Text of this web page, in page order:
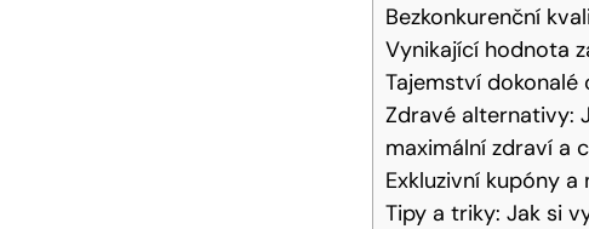
Bezkonkurenční
Vynikající‌ hodnota
Tajemství dokonalé‌
Zdravé⁣ alternativy:
maximální zdraví ⁤a
Exkluzivní‌ kupóny
Tipy a triky: Jak si